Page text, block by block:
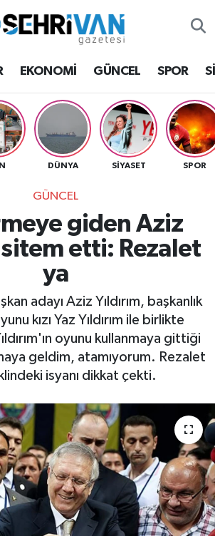
EKONOMİ GÜNCEL SPOR
DÜNYA SİYASET SPOR
GÜNCEL
giden Aziz
sitem etti: Rezalet
ya
adayı Aziz Yıldırım, başkanlık
kızı Yaz Yıldırım ile birlikte
oyunu kullanmaya gittiği
geldim, atamıyorum. Rezalet
isyanı dikkat çekti.
Vakitleri
Haritası
Durumu ve Fikstür
Haberleri